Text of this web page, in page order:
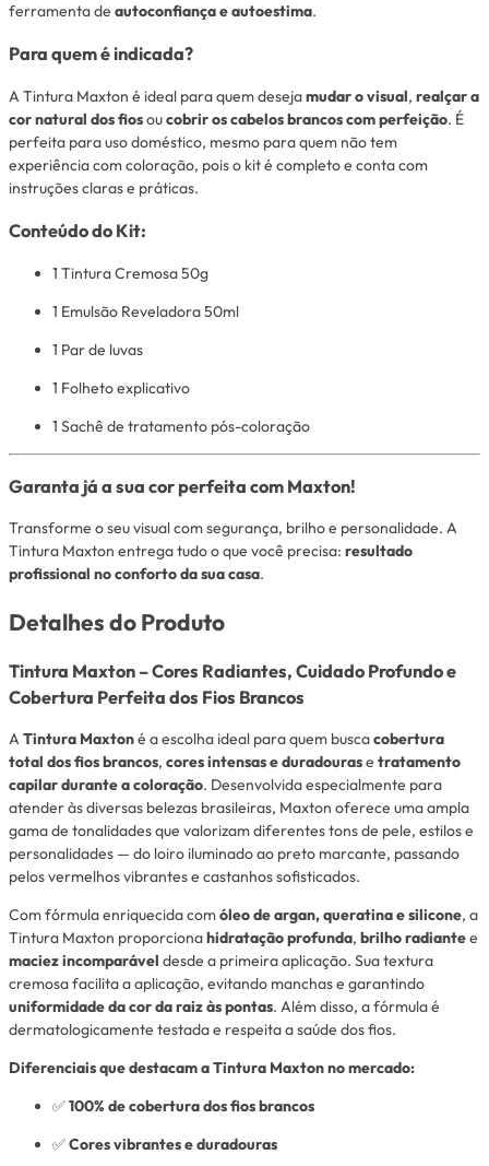
ferramenta de autoconfiança e autoestima.
Para quem é indicada?
A Tintura Maxton é ideal para quem desejamudar o visual, realçar a
cor natural dos fiosoucobrir os cabelos brancos com perfeição. É
perfeita para uso doméstico, mesmo para quem não tem
experiência com coloração, pois o kit é completo e conta com
instruções claras e práticas.
Conteúdo do Kit:
1 Tintura Cremosa 50g
1 Emulsão Reveladora 50ml
1 Par de luvas
1 Folheto explicativo
1 Sachê de tratamento pós-coloração
Garanta já a sua cor perfeita com Maxton!
Transforme o seu visual com segurança, brilho e personalidade. A
Tintura Maxton entrega tudo o que você precisa: resultado
profissional no conforto da sua casa.
Detalhes do Produto
Tintura Maxton – Cores Radiantes, Cuidado Profundo e
Cobertura Perfeita dos Fios Brancos
A Tintura Maxtoné a escolha ideal para quem buscacobertura
total dos fios brancos, cores intensas e duradourase tratamento
capilar durante a coloração. Desenvolvida especialmente para
atender às diversas belezas brasileiras, Maxton oferece uma ampla
gama de tonalidades que valorizam diferentes tons de pele, estilos e
personalidades — do loiro iluminado ao preto marcante, passando
pelos vermelhos vibrantes e castanhos sofisticados.
Com fórmula enriquecida comóleo de argan, queratina e silicone, a
Tintura Maxton proporcionahidratação profunda, brilho radiantee
maciez incomparável desde a primeira aplicação. Sua textura
cremosa facilita a aplicação, evitando manchas e garantindo
uniformidade da cor da raiz às pontas. Além disso, a fórmula é
dermatologicamente testada e respeita a saúde dos fios.
Diferenciais que destacam a Tintura Maxton no mercado:
✅100% de cobertura dos fios brancos
✅Cores vibrantes e duradouras